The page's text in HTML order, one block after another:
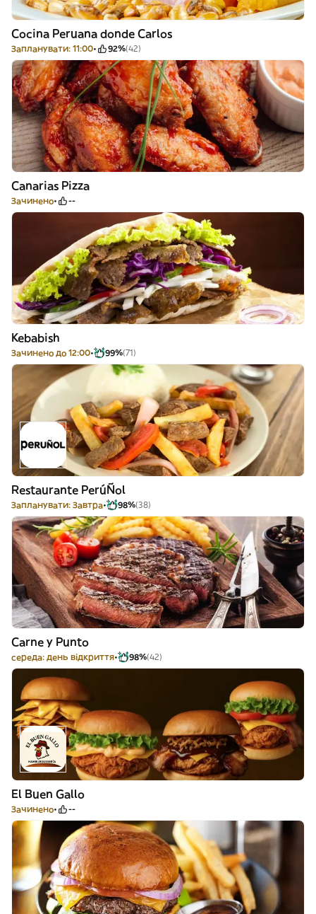
Cocina Peruana donde Carlos
Запланувати: 11:00 92%(42)
Canarias Pizza
Зачинено --
Kebabish
Зачинено до 12:00 99%(71)
Restaurante PerúÑol
Запланувати: Завтра 98%(38)
Carne y Punto
середа: день відкриття 98%(42)
El Buen Gallo
Зачинено --